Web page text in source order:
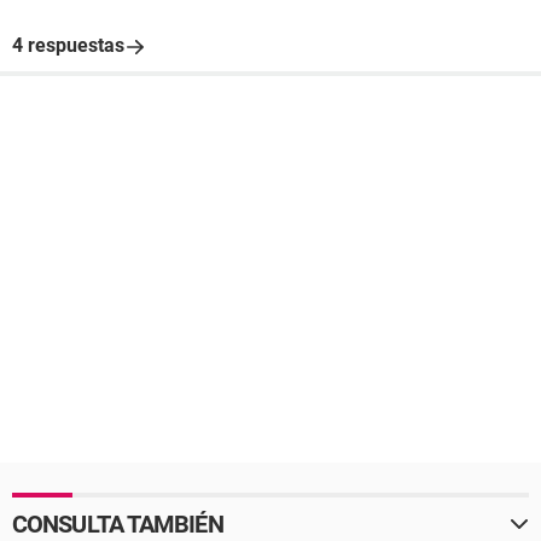
4 respuestas
CONSULTA TAMBIÉN